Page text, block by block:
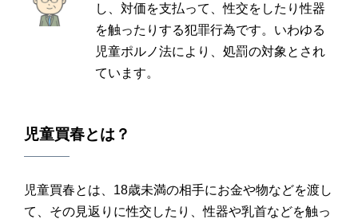
し、対価を支払って、性交をしたり性器
を触ったりする犯罪行為です。いわゆる
児童ポルノ法により、処罰の対象とされ
ています。
児童買春とは？
児童買春とは、18歳未満の相手にお金や物などを渡し
て、その見返りに性交したり、性器や乳首などを触っ